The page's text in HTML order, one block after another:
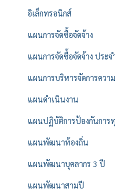
อิเล็กทรอนิกส์
แผนการจัดซื้อจัดจ้าง
แผนการจัดซื้อจัดจ้าง ประ
แผนการบริหารจัดการควา
แผนดำเนินงาน
แผนปฏิบัติการป้องกันการ
แผนพัฒนาท้องถิ่น
แผนพัฒนาบุคลากร 3 ปี
แผนพัฒนาสามปี